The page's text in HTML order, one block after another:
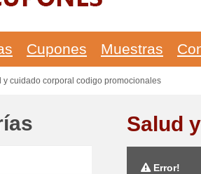
Cupones Muestras
y cuidado corporal codigo promocionales
Salud
Error!